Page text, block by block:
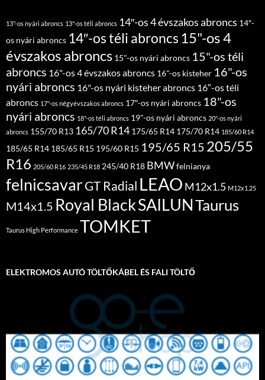
13"-os nyári abroncs 13"-os téli abroncs 14″-os 4 évszakos abroncs 14″-
os nyári abroncs 14″-os téli abroncs 15"-os 4
évszakos abroncs 15"-os nyári abroncs 15"-os téli
abroncs 16"-os 4 évszakos abroncs 16"-os kisteher 16"-os
nyári abroncs 16"-os nyári kisteher abroncs 16″-os téli
abroncs 17"-os négyévszakos abroncs 17″-os nyári abroncs 18"-os
nyári abroncs 18"-os téli abroncs 19"-os nyári abroncs 20"-os nyári
abroncs 155/70 R13 165/70 R14 175/65 R14 175/70 R14 185/60 R14
185/65 R14 185/65 R15 195/60 R15 195/65 R15 205/55
R16 205/60 R16 235/45 R18 245/40 R18 BMWfelnianya
felnicsavarGT Radial LEAO M12x1.5 M12x1.25
M14x1.5 Royal BlackSAILUNTaurus
Taurus High Performance TOMKET
ELEKTROMOS AUTÓ TÖLTŐKÁBEL ÉS FALI TÖLTŐ